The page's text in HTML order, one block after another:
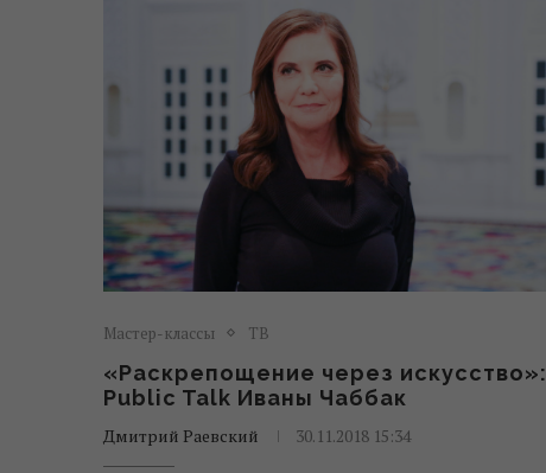
Мастер-классы ТВ
«Раскрепощение через искусство»:
Public Talk Иваны Чаббак
Дмитрий Раевский 30.11.2018 15:34